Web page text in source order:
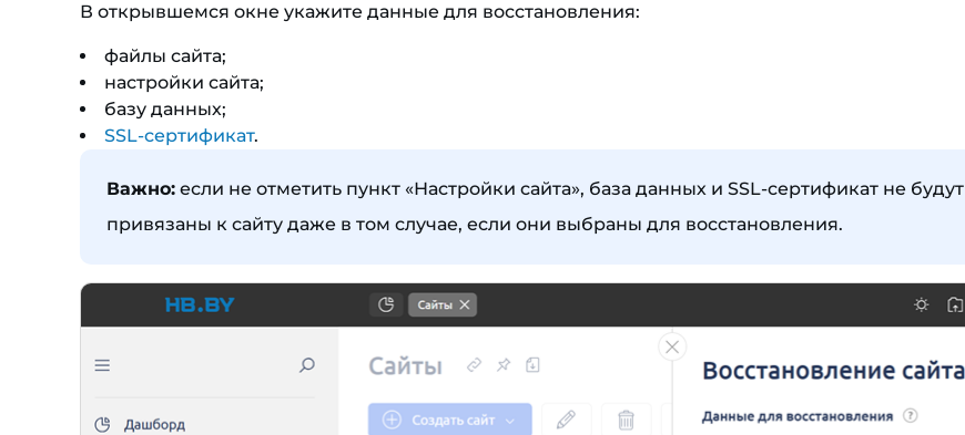
В открывшемся окне укажите данные для восстановления:
файлы сайта;
настройки сайта;
базу данных;
SSL-сертификат.
Важно: если не отметить пункт «Настройки сайта», база данных и SSL-сертификат не будут
привязаны к сайту даже в том случае, если они выбраны для восстановления.